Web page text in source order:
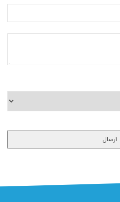
ارسال